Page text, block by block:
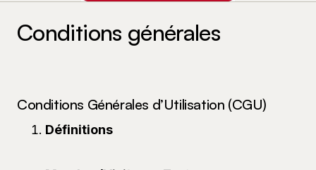
Conditions générales
Conditions Générales d’Utilisation (CGU)
Définitions